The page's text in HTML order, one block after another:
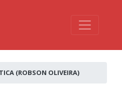
Toggle
(ROBSON OLIVEIRA)